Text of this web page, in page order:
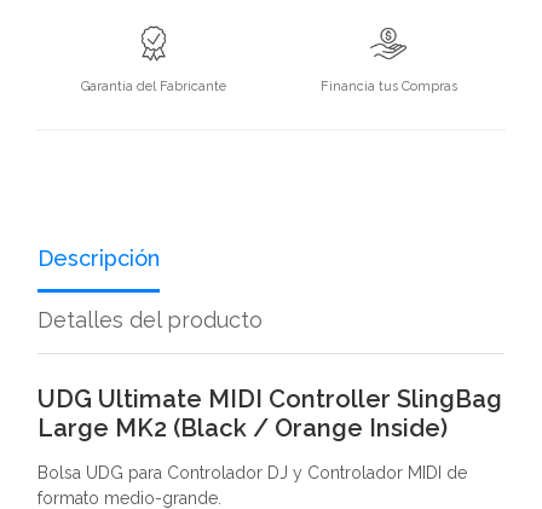
Garantía del Fabricante Financia tus Compras
Descripción
Detalles del producto
UDG Ultimate MIDI Controller SlingBag
Large MK2 (Black / Orange Inside)
Bolsa UDG para Controlador DJ y Controlador MIDI de
formato medio-grande.